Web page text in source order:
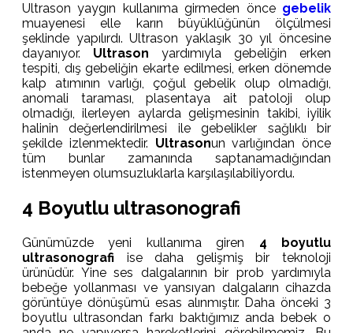
Ultrason yaygın kullanıma girmeden önce gebelik
muayenesi elle karın büyüklüğünün ölçülmesi
şeklinde yapılırdı. Ultrason yaklaşık 30 yıl öncesine
dayanıyor. Ultrason yardımıyla gebeliğin erken
tespiti, dış gebeliğin ekarte edilmesi, erken dönemde
kalp atımının varlığı, çoğul gebelik olup olmadığı,
anomali taraması, plasentaya ait patoloji olup
olmadığı, ilerleyen aylarda gelişmesinin takibi, iyilik
halinin değerlendirilmesi ile gebelikler sağlıklı bir
şekilde izlenmektedir. Ultrasonun varlığından önce
tüm bunlar zamanında saptanamadığından
istenmeyen olumsuzluklarla karşılaşılabiliyordu.
4 Boyutlu ultrasonografi
Günümüzde yeni kullanıma giren 4 boyutlu
ultrasonografi ise daha gelişmiş bir teknoloji
ürünüdür. Yine ses dalgalarının bir prob yardımıyla
bebeğe yollanması ve yansıyan dalgaların cihazda
görüntüye dönüşümü esas alınmıştır. Daha önceki 3
boyutlu ultrasondan farkı baktığımız anda bebek o